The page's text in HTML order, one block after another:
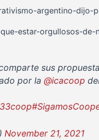
argentino-dijo-
estar-orgullosos-
sus
por la@icacoop
November 21, 2021